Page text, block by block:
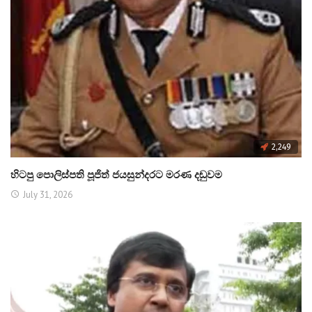
2,249
හිටපු පොලිස්පති පූජිත් ජයසුන්දරට මරණ දඬුවම
July 31, 2026